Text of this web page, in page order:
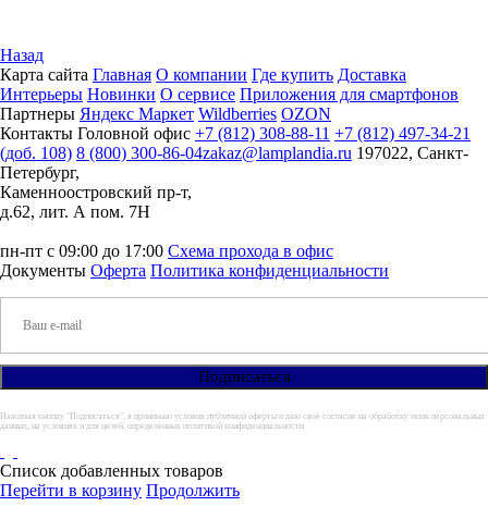
Назад
Карта сайта Главная О компании Где купить Доставка
Интерьеры Новинки О сервисе Приложения для смартфонов
Партнеры Яндекс Маркет Wildberries OZON
Контакты Головной офис +7 (812) 308-88-11 +7 (812) 497-34-21
(доб. 108) 8 (800) 300-86-04zakaz@lamplandia.ru 197022, Санкт-
Петербург,
Каменноостровский пр-т,
д.62, лит. А пом. 7Н
пн-пт с 09:00 до 17:00 Схема прохода в офис
Документы Оферта Политика конфиденциальности
Нажимая кнопку "Подписаться", я принимаю условия публичной оферты и даю своё согласие на обработку моих персональных
данных, на условиях и для целей, определенных политикой конфиденциальности.
Список добавленных товаров
Перейти в корзину Продолжить